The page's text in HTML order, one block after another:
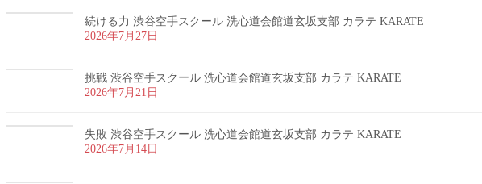
続ける力 渋谷空手スクール 洗心道会館道玄坂支部 カラテ KARATE
2026年7月27日
挑戦 渋谷空手スクール 洗心道会館道玄坂支部 カラテ KARATE
2026年7月21日
失敗 渋谷空手スクール 洗心道会館道玄坂支部 カラテ KARATE
2026年7月14日